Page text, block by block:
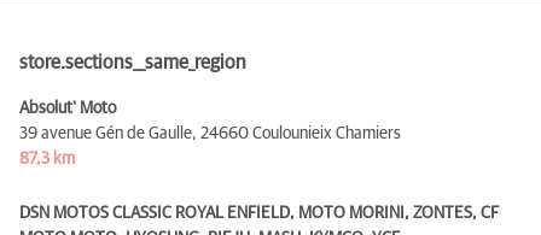
store.sections__same_region
Absolut' Moto
39 avenue Gén de Gaulle, 24660 Coulounieix Chamiers
87,3 km
DSN MOTOS CLASSIC ROYAL ENFIELD, MOTO MORINI, ZONTES, CF